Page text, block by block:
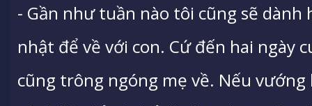
- Gần như tuần nào tôi cũng sẽ dành
nhật để về với con. Cứ đến hai ngày
cũng trông ngóng mẹ về. Nếu vướng